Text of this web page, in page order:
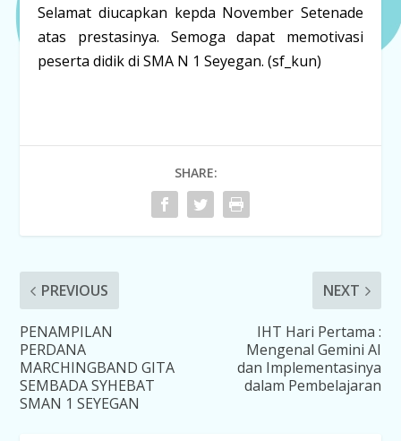
Selamat diucapkan kepda November Setenade
atas prestasinya. Semoga dapat memotivasi
peserta didik di SMA N 1 Seyegan. (sf_kun)
SHARE:
PREVIOUS
PENAMPILAN
PERDANA
MARCHINGBAND GITA
SEMBADA SYHEBAT
SMAN 1 SEYEGAN
NEXT
IHT Hari Pertama :
Mengenal Gemini AI
dan Implementasinya
dalam Pembelajaran